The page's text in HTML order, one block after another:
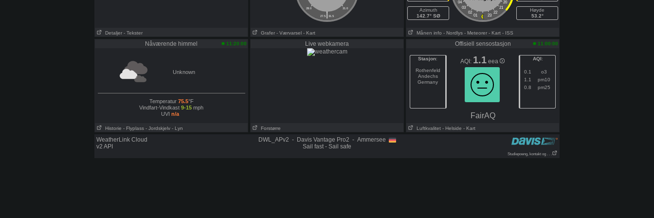
Detaljer - Tekster
28.0 31.0
|
27.5 31.5
Grafer - Værvarsel - Kart
Azimuth
142.7° SØ
04
20
03
21
02
22
01 23
Høyde
53.2°
Månen info - Nordlys - Meteorer - Kart - ISS
Nåværende himmel 11:20:00
Unknown
Temperatur 75.5°F
Vindfart-Vindkast 9-15 mph
UVI n/a
Historie - Flyplass - Jordskjelv - Lyn
Live webkamera
Forstørre
Offisiell sensostasjon 11:00:00
Stasjon:
Rothenfeld
Andechs
Germany
AQI: 1.1 eea AQI:
0.1
o3
1.1
pm10
0.8
pm25
FairAQ
Luftkvalitet - Helside - Kart
WeatherLink Cloud
v2 API
DWL_APv2 - Davis Vantage Pro2 - Ammersee
Sail fast - Sail safe
Studiepoeng, kontakt og . . .